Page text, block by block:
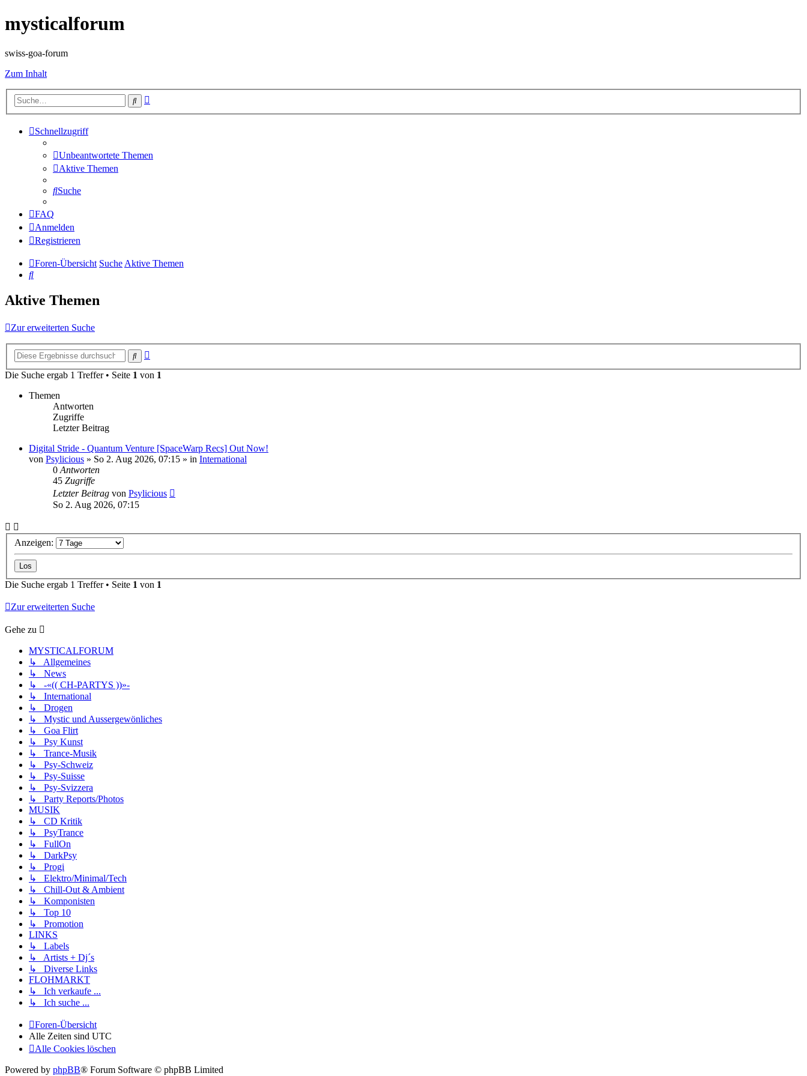
mysticalforum
swiss-goa-forum
Zum Inhalt
Suche
Schnellzugriff
Unbeantwortete Themen
Aktive Themen
Suche
FAQ
Anmelden
Registrieren
Foren-Übersicht SucheAktive Themen
Suche
Aktive Themen
Zur erweiterten Suche
Suche
Die Suche ergab 1 Treffer • Seite 1 von 1
Themen
Antworten
Zugriffe
Letzter Beitrag
Digital Stride - Quantum Venture [SpaceWarp Recs] Out Now!
von Psylicious » So 2. Aug 2026, 07:15 » in International
0 Antworten
45 Zugriffe
Letzter Beitrag von Psylicious
So 2. Aug 2026, 07:15
Anzeigen:
Die Suche ergab 1 Treffer • Seite 1 von 1
Zur erweiterten Suche
Gehe zu
MYSTICALFORUM
↳ Allgemeines
↳ News
↳ -«(( CH-PARTYS ))»-
↳ International
↳ Drogen
↳ Mystic und Aussergewönliches
↳ Goa Flirt
↳ Psy Kunst
↳ Trance-Musik
↳ Psy-Schweiz
↳ Psy-Suisse
↳ Psy-Svizzera
↳ Party Reports/Photos
MUSIK
↳ CD Kritik
↳ PsyTrance
↳ FullOn
↳ DarkPsy
↳ Progi
↳ Elektro/Minimal/Tech
↳ Chill-Out & Ambient
↳ Komponisten
↳ Top 10
↳ Promotion
LINKS
↳ Labels
↳ Artists + Dj´s
↳ Diverse Links
FLOHMARKT
↳ Ich verkaufe ...
↳ Ich suche ...
Foren-Übersicht
Alle Zeiten sind UTC
Alle Cookies löschen
Powered by phpBB® Forum Software © phpBB Limited